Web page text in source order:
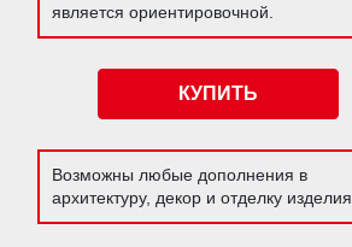
является ориентировочной.
КУПИТЬ
Возможны любые дополнения в
архитектуру, декор и отделку изделия.